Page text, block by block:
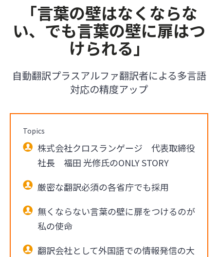
「言葉の壁はなくならな
い、でも言葉の壁に扉はつ
けられる」
自動翻訳プラスアルファ翻訳者による多言語
対応の精度アップ
Topics
株式会社クロスランゲージ 代表取締役
社長 福田 光修氏のONLY STORY
厳密な翻訳必須の各省庁でも採用
無くならない言葉の壁に扉をつけるのが
私の使命
翻訳会社として外国語での情報発信の大